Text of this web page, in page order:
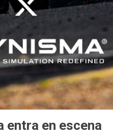
entra en escena